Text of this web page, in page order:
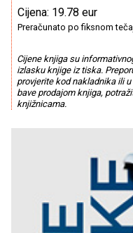
Cijena: 19.78 eur
Preračunato po fiksnom
Cijene knjiga su
izlasku knjige iz tiska.
provjerite kod nakladnika ili
bave prodajom knjiga,
knjižnicama.